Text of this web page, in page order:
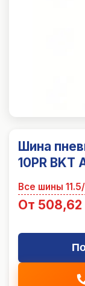
Шина
10PR BKT
Все шины
От 508,62